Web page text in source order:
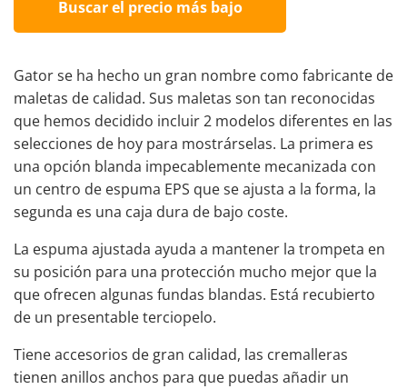
Buscar el precio más bajo
Gator se ha hecho un gran nombre como fabricante de
maletas de calidad. Sus maletas son tan reconocidas
que hemos decidido incluir 2 modelos diferentes en las
selecciones de hoy para mostrárselas. La primera es
una opción blanda impecablemente mecanizada con
un centro de espuma EPS que se ajusta a la forma, la
segunda es una caja dura de bajo coste.
La espuma ajustada ayuda a mantener la trompeta en
su posición para una protección mucho mejor que la
que ofrecen algunas fundas blandas. Está recubierto
de un presentable terciopelo.
Tiene accesorios de gran calidad, las cremalleras
tienen anillos anchos para que puedas añadir un